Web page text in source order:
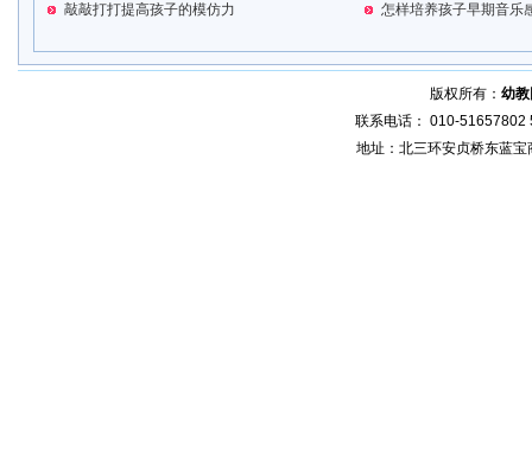
敲敲打打提高孩子的模仿力
怎样培养孩子早期音乐
版权所有： 幼教
联系电话： 010-
地址：北三环安贞桥东蓝